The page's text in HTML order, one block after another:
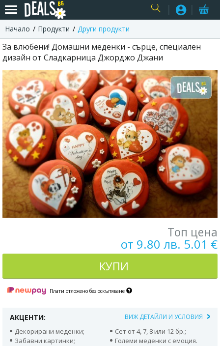
Начало Продукти Други продукти
За влюбени! Домашни меденки - сърце, специален
дизайн от Сладкарница Джорджо Джани
Топ цена
от 9.80 лв. 5.01 €
КУПИ
Плати отложено без оскъпяване
АКЦЕНТИ: ВИЖ ДЕТАЙЛИ И УСЛОВИЯ
Декорирани меденки;
Сет от 4, 7, 8 или 12 бр.;
Забавни картинки;
Големи меденки с емоция.